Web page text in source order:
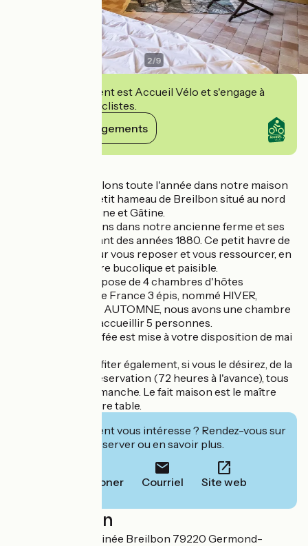
2/9
Cet établissement est Accueil Vélo et s'engage à
accueillir des cyclistes.
Voir ses engagements
Nous vous accueillons toute l'année dans notre maison
d'hôtes, dans le petit hameau de Breilbon situé au nord
de Niort entre plaine et Gâtine.
Nous vous recevons dans notre ancienne ferme et ses
dépendances datant des années 1880. Ce petit havre de
paix sera idéal pour vous reposer et vous ressourcer, en
profitant d'un cadre bucolique et paisible.
La maison se compose de 4 chambres d'hôtes
labellisées Gîtes de France 3 épis, nommé HIVER,
PRINTEMPS, ÉTÉ, AUTOMNE, nous avons une chambre
familiale pouvant accueillir 5 personnes.
Une piscine chauffée est mise à votre disposition de mai
Vous pourrez profiter également, si vous le désirez, de la
table d'hôte sur réservation (72 heures à l'avance), tous
les jours sauf le dimanche. Le fait maison est le maître
mot autour de notre table.
Cet établissement vous intéresse ? Rendez-vous sur
leur site pour réserver ou en savoir plus.
Téléphoner Courriel Site web
Localisation
40 chemin de la Minée Breilbon 79220 Germond-